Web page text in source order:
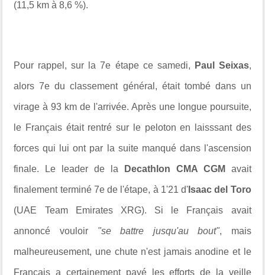
(11,5 km à 8,6 %).
Pour rappel, sur la 7e étape ce samedi, Paul Seixas,
alors 7e du classement général, était tombé dans un
virage à 93 km de l'arrivée. Après une longue poursuite,
le Français était rentré sur le peloton en laisssant des
forces qui lui ont par la suite manqué dans l'ascension
finale. Le leader de la Decathlon CMA CGM avait
finalement terminé 7e de l'étape, à 1'21 d' Isaac del Toro
(UAE Team Emirates XRG). Si le Français avait
annoncé vouloir "se battre jusqu'au bout", mais
malheureusement, une chute n'est jamais anodine et le
Français a certainement payé les efforts de la veille